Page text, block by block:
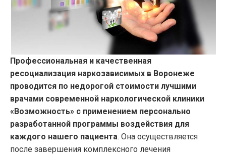
Профессиональная и качественная
ресоциализация наркозависимых в Воронеже
проводится по недорогой стоимости лучшими
врачами современной наркологической клиники
«Возможность» с применением персонально
разработанной программы воздействия для
каждого нашего пациента. Она осуществляется
после завершения комплексного лечения